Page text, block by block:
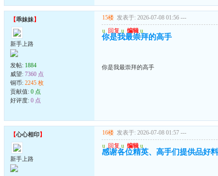
【乖妹妹】
新手上路
发帖: 1884
威望: 7360 点
铜币: 2245 枚
贡献值: 0 点
好评度: 0 点
15楼 发表于: 2026-07-08 01:56 ---
u 回复 u 编辑 u
你是我最崇拜的高手
你是我最崇拜的高手
【心心相印】
新手上路
16楼 发表于: 2026-07-08 01:57 ---
u 回复 u 编辑 u
感谢各位精英、高手们提供品好